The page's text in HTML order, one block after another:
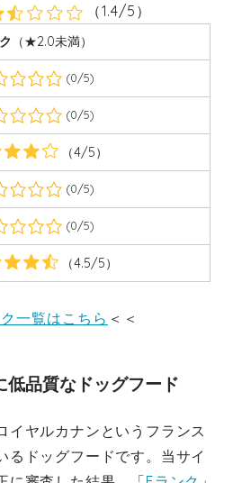
（1.4/5）
（★2.0未満）
(0/5)
(0/5)
（4/5）
(0/5)
(0/5)
（4.5/5）
一覧はこちら ＜＜
低品質なドッグフード
イヤルカナンというフランス
るドッグフードです。当サイ